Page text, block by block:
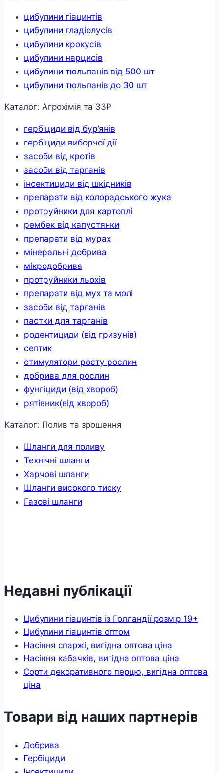
цибулини гіацинтів
цибулини гладіолусів
цибулини крокусів
цибулини нарцисів
цибулини тюльпанів від 500 шт
цибулини тюльпанів до 30 шт
Каталог: Агрохімія та ЗЗР
гербіциди від бур’янів
гербіциди виборчої дії
засоби від кротів
засоби від тарганів
інсектициди від шкідників
препарати від колорадського жука
протруйники для картоплі
рембек від капустянки
препарати від мурах
мінеральні добрива
мікродобрива
протруйники льохів
препарати від мух та молі
засоби від тарганів
пастки для тарганів
родентициди (від гризунів)
септик
стимулятори росту рослин
добрива для рослин
фунгіциди (від хвороб)
рятівник(від хвороб)
Каталог: Полив та зрошення
Шланги для поливу
Технічні шланги
Харчові шланги
Шланги високого тиску
Газові шланги
Недавні публікації
Цибулини гіацинтів із Голландії розмір 19+
Цибулини гіацинтів оптом
Насіння спаржі, вигідна оптова ціна
Насіння кабачків, вигідна оптова ціна
Сорти декоративного перцю, вигідна оптова
ціна
Товари від наших партнерів
Добрива
Гербіциди